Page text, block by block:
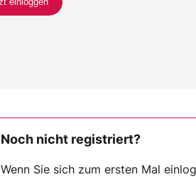
Noch nicht registriert?
Wenn Sie sich zum ersten Mal